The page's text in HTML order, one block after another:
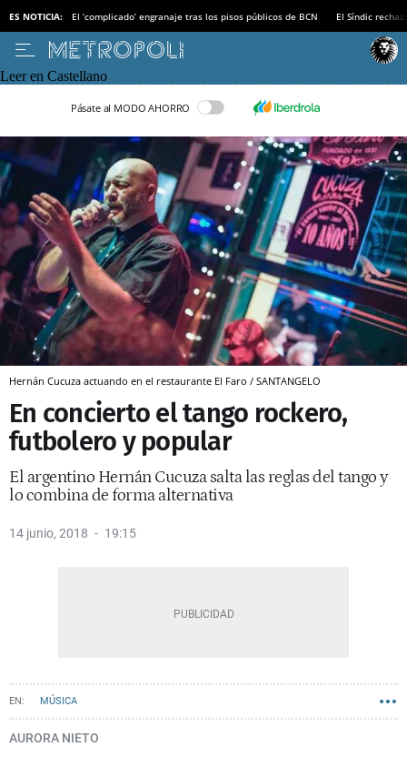
ES NOTICIA: El ‘complicado’ engranaje tras los pisos públicos de BCN El Síndic
Leer en Castellano
Pásate al MODO AHORRO
Hernán Cucuza actuando en el restaurante El Faro / SANTANGELO
En concierto el tango rockero,
futbolero y popular
El argentino Hernán Cucuza salta las reglas del tango y
lo combina de forma alternativa
14 junio, 2018 19:15
MÚSICA
AURORA NIETO